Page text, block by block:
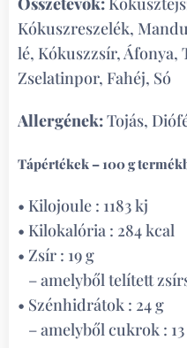
Kókuszreszelék,
lé, Kókuszzsír, Áfonya,
Zselatinpor, Fahéj, Só
Allergének:Tojás,
Tápértékek – 100 g
• Kilojoule : 1183 kj
• Kilokalória : 284 kcal
• Zsír : 19 g
– amelyből telített
• Szénhidrátok : 24 g
– amelyből cukrok :